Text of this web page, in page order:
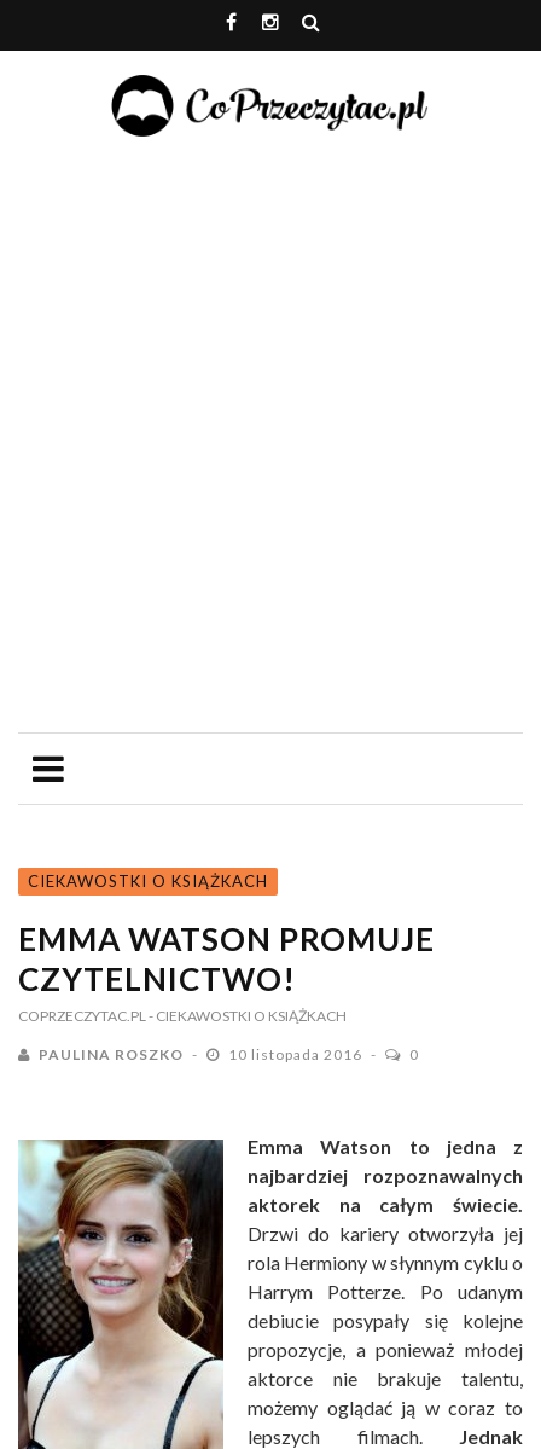
CIEKAWOSTKI O KSIĄŻKACH
EMMA WATSON PROMUJE
CZYTELNICTWO!
COPRZECZYTAC.PL - CIEKAWOSTKI O KSIĄŻKACH
PAULINA ROSZKO 10 listopada 2016 0
Emma Watson to jedna z
najbardziej rozpoznawalnych
aktorek na całym świecie.
Drzwi do kariery otworzyła jej
rola Hermiony w słynnym cyklu o
Harrym Potterze. Po udanym
debiucie posypały się kolejne
propozycje, a ponieważ młodej
aktorce nie brakuje talentu,
możemy oglądać ją w coraz to
lepszych filmach. Jednak